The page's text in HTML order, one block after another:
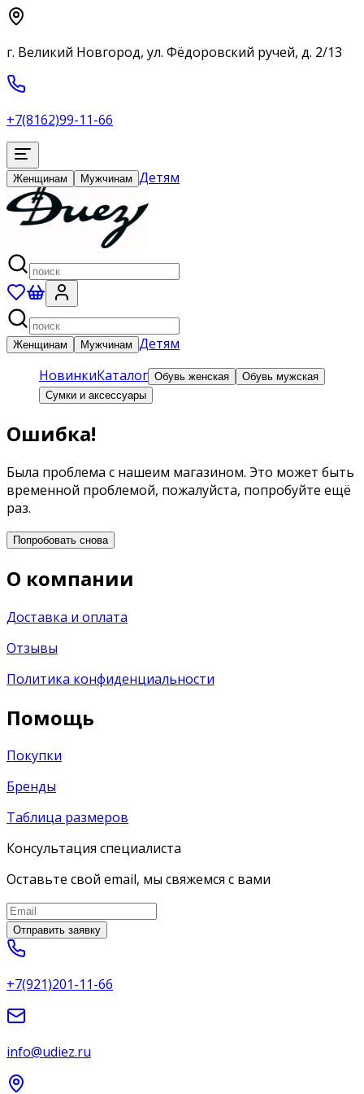
г. Великий Новгород, ул. Фёдоровский ручей, д. 2/13
+7(8162)99-11-66
Женщинам Мужчинам Детям
Женщинам Мужчинам Детям
НовинкиКаталог Обувь женская
Обувь мужская
Сумки и аксессуары
Ошибка!
Была проблема с нашеим магазином. Это может быть
временной проблемой, пожалуйста, попробуйте ещё
раз.
Попробовать снова
О компании
Доставка и оплата
Отзывы
Политика конфиденциальности
Помощь
Покупки
Бренды
Таблица размеров
Консультация специалиста
Оставьте свой email, мы свяжемся с вами
Отправить заявку
+7(921)201-11-66
info@udiez.ru